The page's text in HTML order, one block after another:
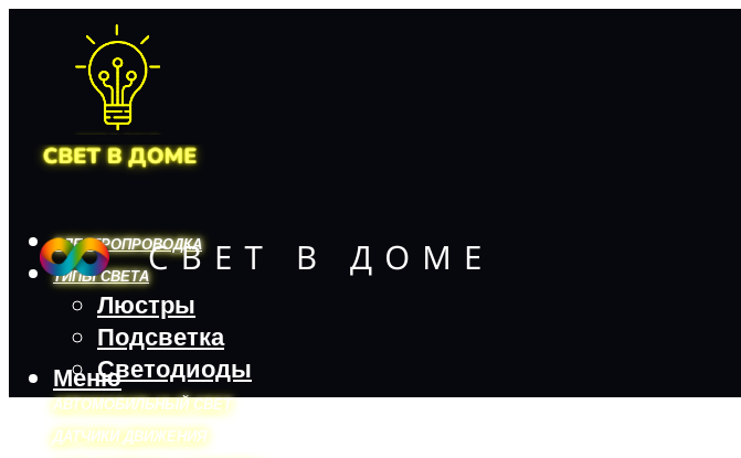
ЭЛЕКТРОПРОВОДКА
ТИПЫ СВЕТА
Люстры
Подсветка
Светодиоды
АВТОМОБИЛЬНЫЙ СВЕТ
ДАТЧИКИ ДВИЖЕНИЯ
Меню